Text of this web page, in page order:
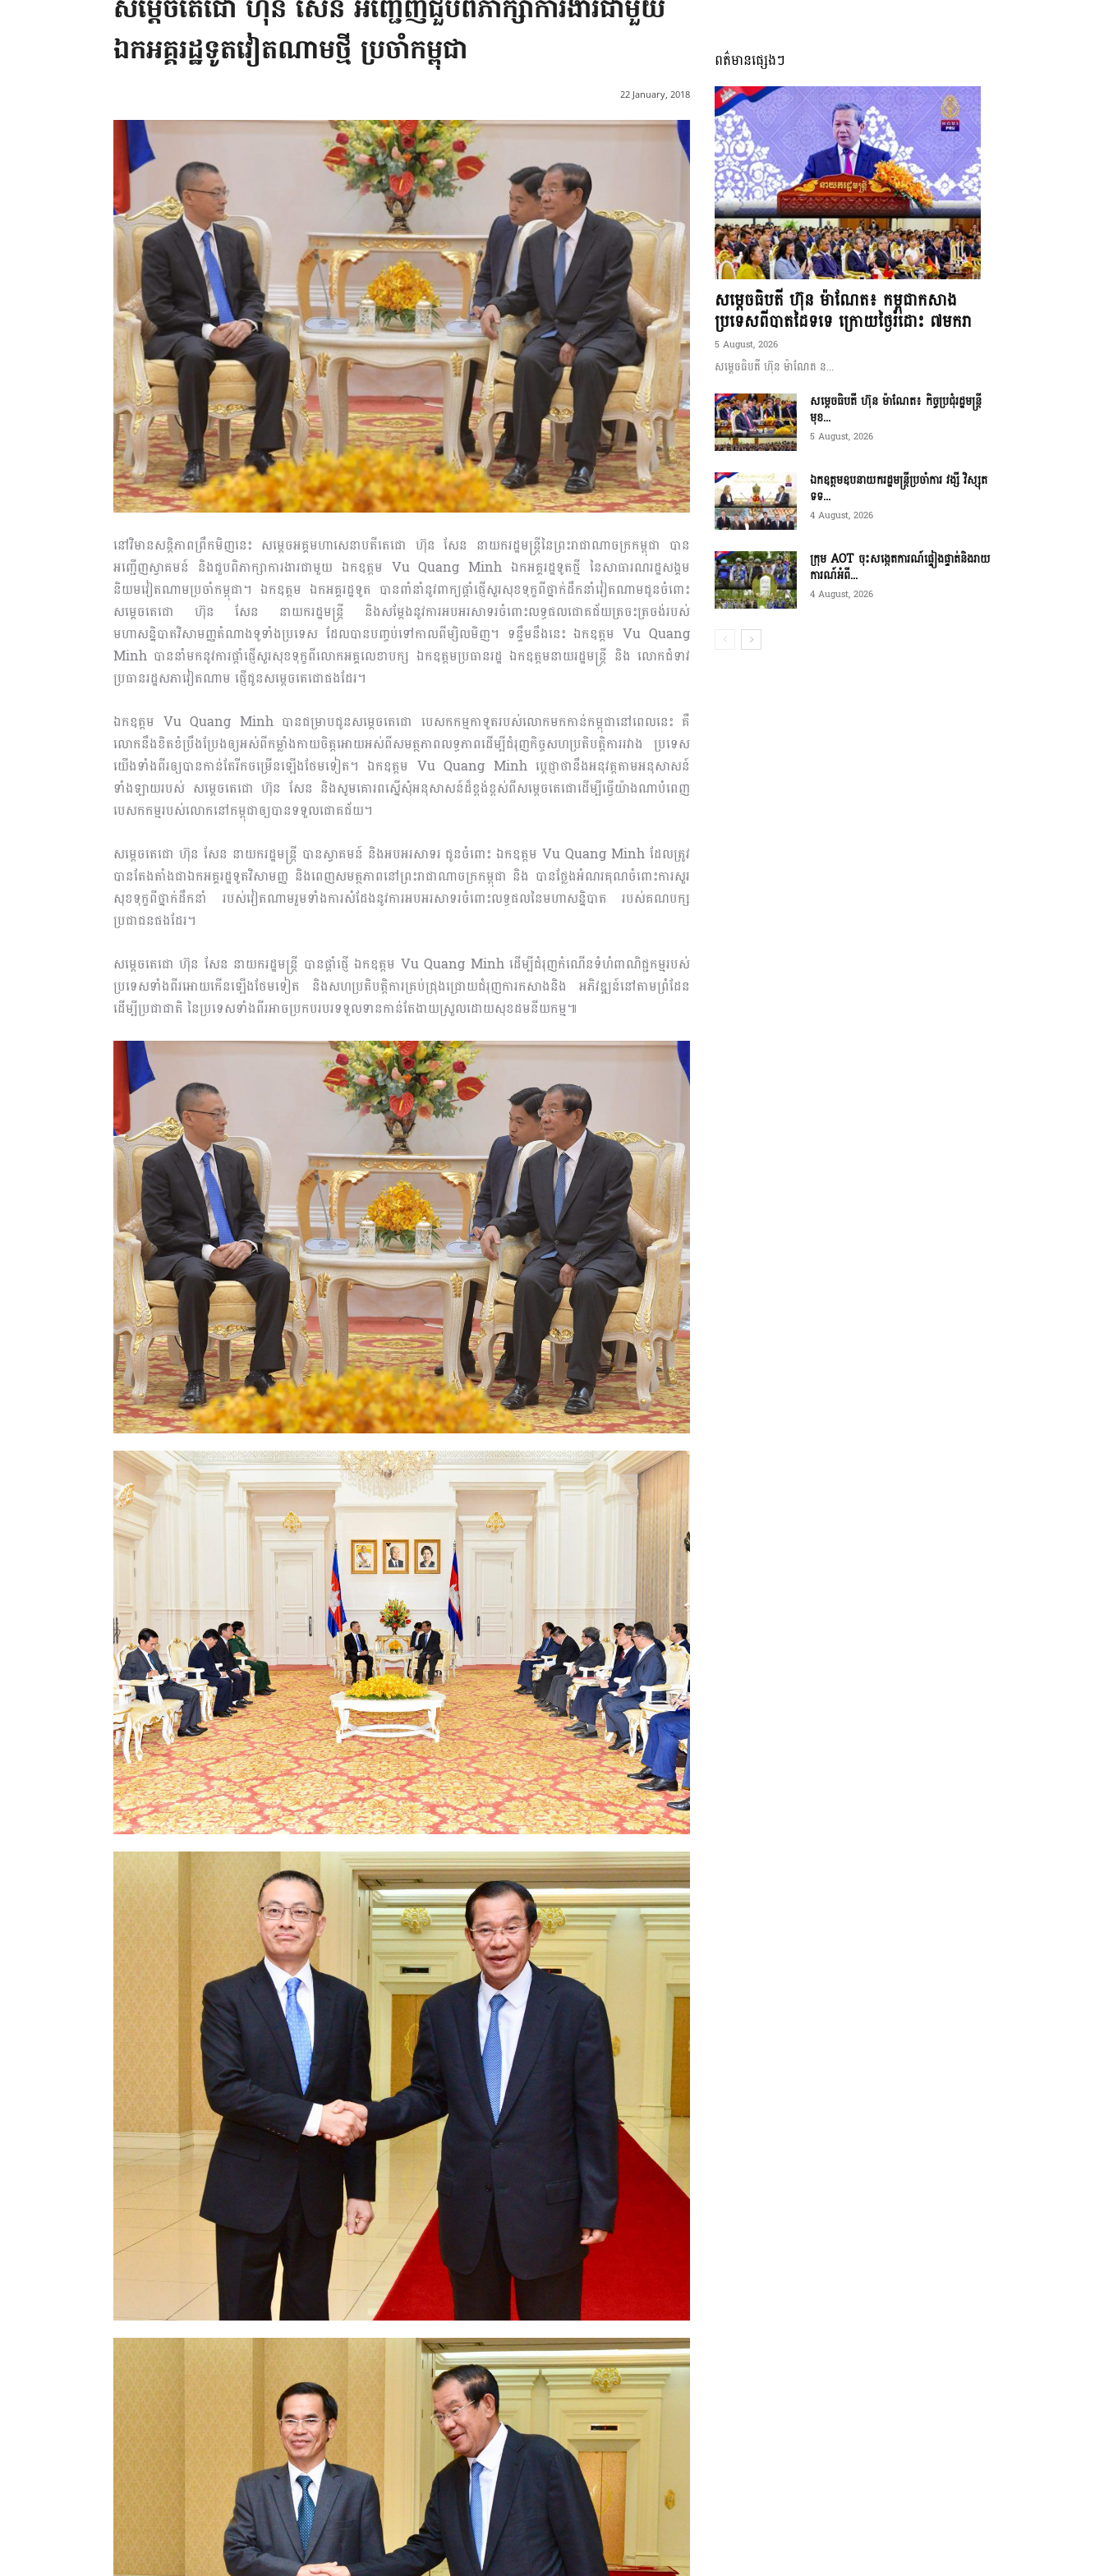
អង្គ
ភាព​
ព័ត៌មាន​
និង
ប្រតិកម្ម
សម្តេចតេជោ ហ៊ុន សែន អញ្ជើញជួប​ពិភាក្សាការ​ងារជាមួយ
ឯកអគ្គរដ្ឋទូតវៀតណាមថ្មី ប្រចាំកម្ពុជា
22 January, 2018
នៅវិមានសន្តិភាពព្រឹកមិញនេះ សម្តេចអគ្គមហាសេនាបតីតេជោ ហ៊ុន សែន នាយករដ្ឋមន្រ្តីនៃព្រះរាជាណាចក្រកម្ពុជា បាន
អញ្ជើញស្វាគមន៍ និងជួបពិភាក្សាការងារជាមួយ ឯកឧត្តម Vu Quang Minh ឯកអគ្គរដ្ឋទូតថ្មី នៃសាធារណរដ្ឋសង្គម
និយមវៀតណាមប្រចាំកម្ពុជា។ ឯកឧត្តម ឯកអគ្គរដ្ឋទូត បានពាំនាំនូវពាក្យផ្តាំផ្ញើសួរសុខទុក្ខ​ពីថ្នាក់ដឹកនាំវៀតណាមជូនចំពោះ
សម្ដេច​តេជោ ហ៊ុន សែន នាយករដ្ឋមន្ត្រី និងសម្តែងនូវការអបអរសាទរចំពោះលទ្ធផលជោគជ័យត្រចះត្រចង់របស់
មហាសន្និបាតវិសាមញ្ញតំណាងទូទាំងប្រទេស ដែលបានបញ្ចប់ទៅកាលពីម្សិលមិញ។ ទន្ទឹមនឹងនេះ ឯកឧត្តម Vu Quang
Minh បាននាំមកនូវការផ្តាំផ្ញើសួរសុខទុក្ខពីលោកអគ្គលេខាបក្ស ឯកឧត្តមប្រធានរដ្ឋ ឯកឧត្តមនាយរដ្ឋមន្រ្តី និង លោកជំទាវ​
ប្រធានរដ្ឋសភាវៀតណាម ផ្ញើជូនសម្តេច​តេជោផងដែរ។
ឯកឧត្តម Vu Quang Minh បានជម្រាបជូនសម្ដេចតេជោ បេសកកម្មកាទូតរបស់លោកមកកាន់កម្ពុជានៅពេលនេះ គឺ
លោកនឹងខិតខំប្រឹងប្រែងឲ្យអស់ពីកម្លាំងកាយចិត្តអោយអស់ពីសមត្ថភាពលទ្ធភាពដើម្បីជំរុញកិច្ចសហប្រតិបត្តិការរវាង ប្រទេស
យើងទាំងពីរឲ្យបានកាន់តែរីក​ចម្រើន​ឡើងថែមទៀត។ឯកឧត្តម Vu Quang Minh ប្ដេជ្ញាថានឹងអនុវត្តតាមអនុសាសន៍
ទាំងឡាយរបស់ សម្ដេចតេជោ ហ៊ុន សែន និងសូមគោរពស្នើសុំអនុសាសន៍ដ៏ខ្ពង់ខ្ពស់ពីសម្ដេចតេជោដើម្បីធ្វើយ៉ាងណាបំពេញ
បេសកកម្មរបស់លោកនៅកម្ពុជាឲ្យបានទទួលជោគជ័យ។
សម្ដេចតេជោ ហ៊ុន សែន នាយករដ្ឋមន្ត្រី បានស្វាគមន៍ និងអបអរសាទរ ជូនចំពោះ ឯកឧត្តម Vu Quang Minh ដែលត្រូវ
បានតែងតាំងជាឯកអគ្គរដ្ឋទូតវិសាមញ្ញ និងពេញសមត្ថភាពនៅព្រះ​រា​ជា​ណាចក្រកម្ពុជា និង បានថ្លែងអំណរគុណចំពោះការសួរ
សុខទុក្ខពីថ្នាក់ដឹកនាំ របស់វៀតណាមរួមទាំង​ការសំដែងនូវការអបអរសាទរចំពោះលទ្ធផលនៃមហាសន្និបាត របស់គណបក្ស
ប្រជាជនផង​ដែរ​។
សម្ដេចតេជោ ហ៊ុន សែន នាយករដ្ឋមន្ត្រី បានផ្តាំផ្ញើ ឯកឧត្តម Vu Quang Minh ដើម្បីជំរុញកំណើនទំហំពាណិជ្ជកម្មរបស់
ប្រទេសទាំងពីរអោយកើនឡើងថែមទៀត និងសហប្រតិបត្តិការគ្រប់ជ្រុងជ្រោយជំរុញការកសាងនិង អភិវឌ្ឍន៍នៅតាមព្រំដែន
ដើម្បីប្រជាជាតិ នៃប្រទេសទាំងពីរអាចប្រកបរបរទទួលទានកាន់តែងាយស្រួលដោយសុខដមនីយកម្ម៕
ពត៌មានផ្សេងៗ
សម្ដេចធិបតី ហ៊ុន ម៉ាណែត៖ កម្ពុជាកសាង
ប្រទេសពីបាតដៃទទេ ក្រោយថ្ងៃរំដោះ ៧មករា
5 August, 2026
សម្ដេចធិបតី ហ៊ុន ម៉ាណែត ន...
សម្ដេចធិបតី ហ៊ុន ម៉ាណែត៖ កិច្ចប្រជុំរដ្ឋមន្ត្រី
មុខ...
5 August, 2026
ឯកឧត្តមឧបនាយករដ្ឋមន្ត្រីប្រចាំការ វង្សី វិស្សុត
ទទ...
4 August, 2026
ក្រុម AOT ចុះសង្កេតការណ៍ផ្ទៀងផ្ទាត់និងរាយ
ការណ៍អំពី...
4 August, 2026